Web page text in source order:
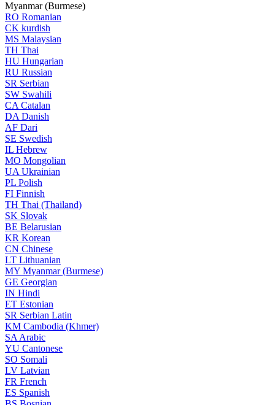
Myanmar (Burmese)
RO Romanian
CK kurdish
MS Malaysian
TH Thai
HU Hungarian
RU Russian
SR Serbian
SW Swahili
CA Catalan
DA Danish
AF Dari
SE Swedish
IL Hebrew
MO Mongolian
UA Ukrainian
PL Polish
FI Finnish
TH Thai (Thailand)
SK Slovak
BE Belarusian
KR Korean
CN Chinese
LT Lithuanian
MY Myanmar (Burmese)
GE Georgian
IN Hindi
ET Estonian
SR Serbian Latin
KM Cambodia (Khmer)
SA Arabic
YU Cantonese
SO Somali
LV Latvian
FR French
ES Spanish